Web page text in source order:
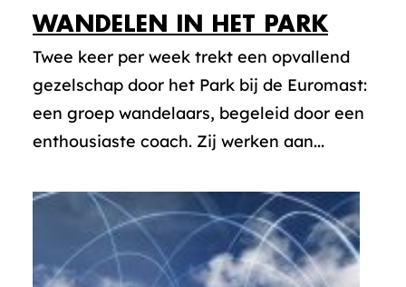
WANDELEN IN HET PARK
Twee keer per week trekt een opvallend
gezelschap door het Park bij de Euromast:
een groep wandelaars, begeleid door een
enthousiaste coach. Zij werken aan...